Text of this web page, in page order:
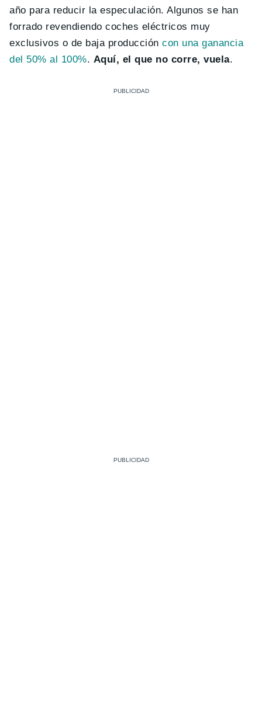
año para reducir la especulación. Algunos se han
forrado revendiendo coches eléctricos muy
exclusivos o de baja produccióncon una ganancia
del 50% al 100%. Aquí, el que no corre, vuela.